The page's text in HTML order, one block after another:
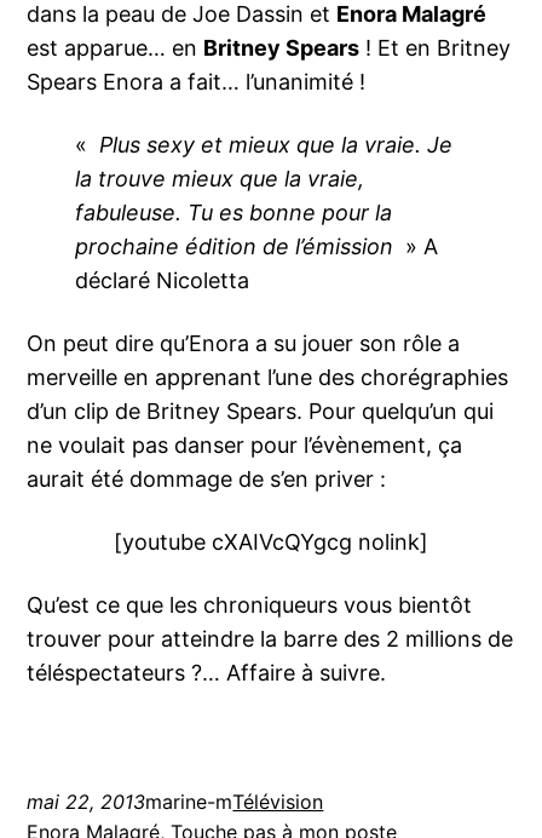
dans la peau de Joe Dassin et Enora Malagré
est apparue… en Britney Spears ! Et en Britney
Spears Enora a fait… l’unanimité !
« Plus sexy et mieux que la vraie. Je
la trouve mieux que la vraie,
fabuleuse. Tu es bonne pour la
prochaine édition de l’émission » A
déclaré Nicoletta
On peut dire qu’Enora a su jouer son rôle a
merveille en apprenant l’une des chorégraphies
d’un clip de Britney Spears. Pour quelqu’un qui
ne voulait pas danser pour l’évènement, ça
aurait été dommage de s’en priver :
[youtube cXAIVcQYgcg nolink]
Qu’est ce que les chroniqueurs vous bientôt
trouver pour atteindre la barre des 2 millions de
téléspectateurs ?… Affaire à suivre.
mai 22, 2013marine-mTélévision
Enora Malagré, Touche pas à mon poste